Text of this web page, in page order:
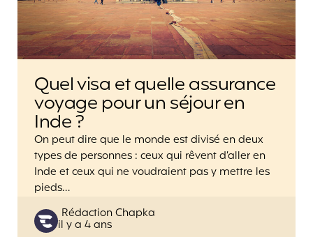
Quel visa et quelle assurance
voyage pour un séjour en
Inde ?
On peut dire que le monde est divisé en deux
types de personnes : ceux qui rêvent d’aller en
Inde et ceux qui ne voudraient pas y mettre les
pieds…
Posted
by
Rédaction Chapka
il y a 4 ans